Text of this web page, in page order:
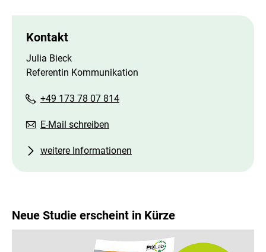
Kontakt
Julia Bieck
Referentin Kommunikation
+49 173 78 07 814
E-Mail schreiben
weitere Informationen
Neue Studie erscheint in Kürze